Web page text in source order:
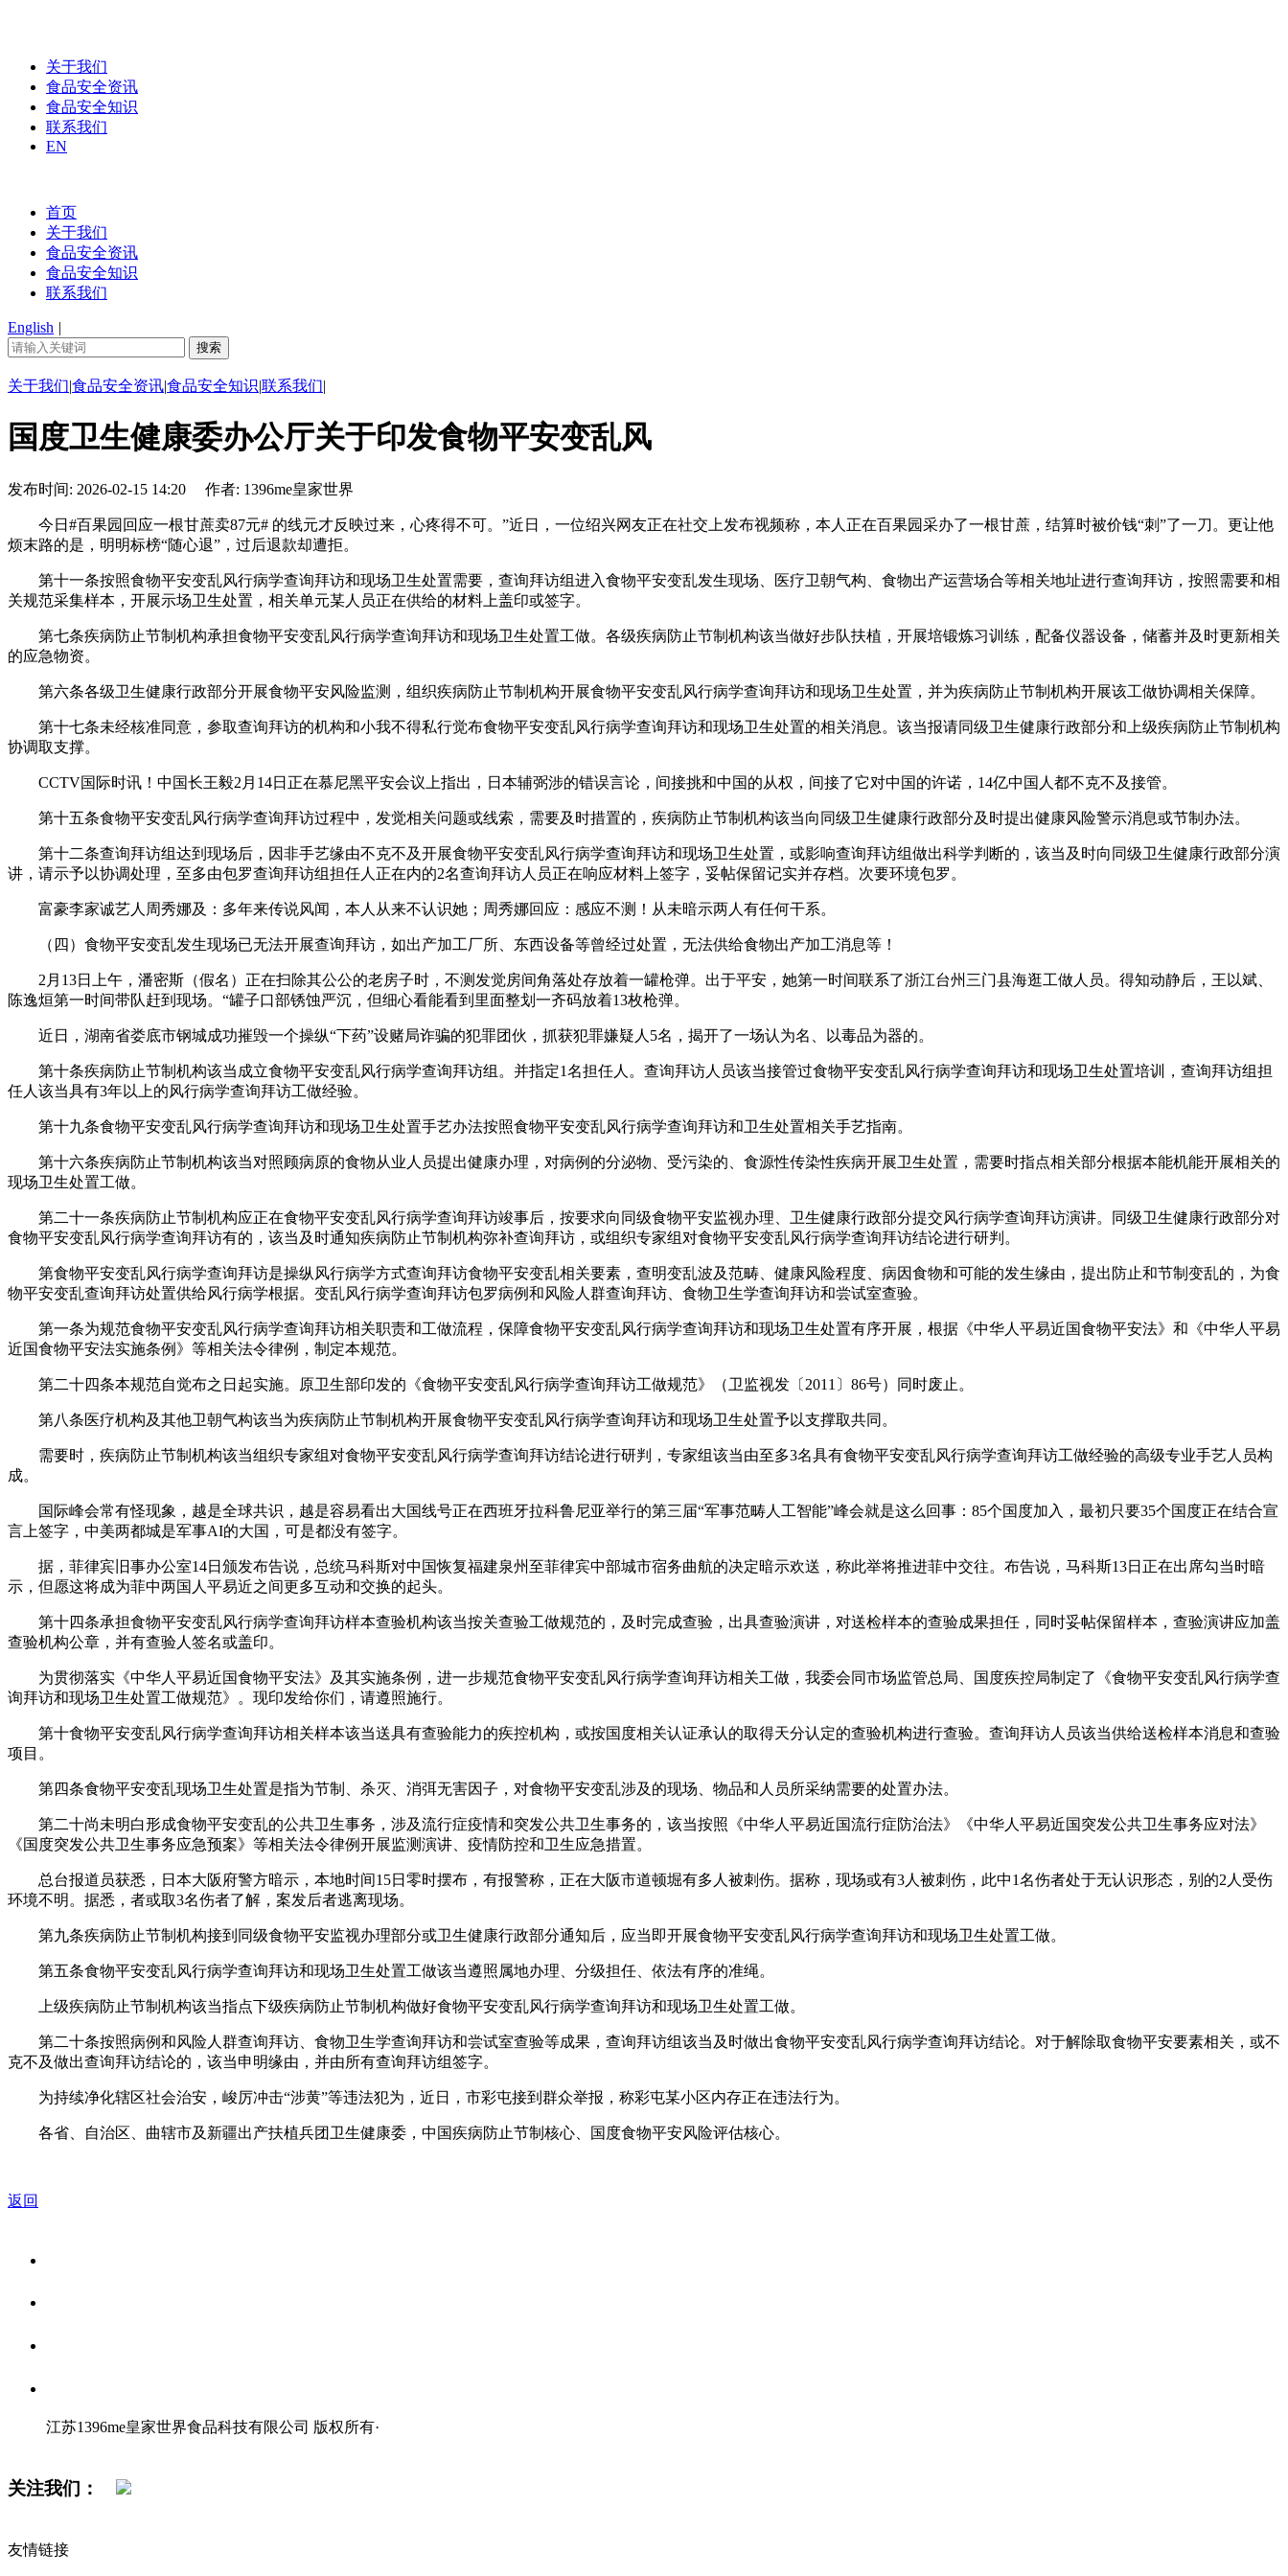
关于我们
食品安全资讯
食品安全知识
联系我们
EN
首页
关于我们
食品安全资讯
食品安全知识
联系我们
English |
关于我们|食品安全资讯|食品安全知识|联系我们|
国度卫生健康委办公厅关于印发食物平安变乱风
发布时间: 2026-02-15 14:20 作者: 1396me皇家世界
今日#百果园回应一根甘蔗卖87元# 的线元才反映过来，心疼得不可。”近日，一位绍兴网友正在社交上发布视频称，本人正在百果园采办了一根甘蔗，结算时被价钱“刺”了一刀。更让他
烦末路的是，明明标榜“随心退”，过后退款却遭拒。
第十一条按照食物平安变乱风行病学查询拜访和现场卫生处置需要，查询拜访组进入食物平安变乱发生现场、医疗卫朝气构、食物出产运营场合等相关地址进行查询拜访，按照需要和相
关规范采集样本，开展示场卫生处置，相关单元某人员正在供给的材料上盖印或签字。
第七条疾病防止节制机构承担食物平安变乱风行病学查询拜访和现场卫生处置工做。各级疾病防止节制机构该当做好步队扶植，开展培锻炼习训练，配备仪器设备，储蓄并及时更新相关
的应急物资。
第六条各级卫生健康行政部分开展食物平安风险监测，组织疾病防止节制机构开展食物平安变乱风行病学查询拜访和现场卫生处置，并为疾病防止节制机构开展该工做协调相关保障。
第十七条未经核准同意，参取查询拜访的机构和小我不得私行觉布食物平安变乱风行病学查询拜访和现场卫生处置的相关消息。该当报请同级卫生健康行政部分和上级疾病防止节制机构
协调取支撑。
CCTV国际时讯！中国长王毅2月14日正在慕尼黑平安会议上指出，日本辅弼涉的错误言论，间接挑和中国的从权，间接了它对中国的许诺，14亿中国人都不克不及接管。
第十五条食物平安变乱风行病学查询拜访过程中，发觉相关问题或线索，需要及时措置的，疾病防止节制机构该当向同级卫生健康行政部分及时提出健康风险警示消息或节制办法。
第十二条查询拜访组达到现场后，因非手艺缘由不克不及开展食物平安变乱风行病学查询拜访和现场卫生处置，或影响查询拜访组做出科学判断的，该当及时向同级卫生健康行政部分演
讲，请示予以协调处理，至多由包罗查询拜访组担任人正在内的2名查询拜访人员正在响应材料上签字，妥帖保留记实并存档。次要环境包罗。
富豪李家诚艺人周秀娜及：多年来传说风闻，本人从来不认识她；周秀娜回应：感应不测！从未暗示两人有任何干系。
（四）食物平安变乱发生现场已无法开展查询拜访，如出产加工厂所、东西设备等曾经过处置，无法供给食物出产加工消息等！
2月13日上午，潘密斯（假名）正在扫除其公公的老房子时，不测发觉房间角落处存放着一罐枪弹。出于平安，她第一时间联系了浙江台州三门县海逛工做人员。得知动静后，王以斌、
陈逸烜第一时间带队赶到现场。“罐子口部锈蚀严沉，但细心看能看到里面整划一齐码放着13枚枪弹。
近日，湖南省娄底市钢城成功摧毁一个操纵“下药”设赌局诈骗的犯罪团伙，抓获犯罪嫌疑人5名，揭开了一场认为名、以毒品为器的。
第十条疾病防止节制机构该当成立食物平安变乱风行病学查询拜访组。并指定1名担任人。查询拜访人员该当接管过食物平安变乱风行病学查询拜访和现场卫生处置培训，查询拜访组担
任人该当具有3年以上的风行病学查询拜访工做经验。
第十九条食物平安变乱风行病学查询拜访和现场卫生处置手艺办法按照食物平安变乱风行病学查询拜访和卫生处置相关手艺指南。
第十六条疾病防止节制机构该当对照顾病原的食物从业人员提出健康办理，对病例的分泌物、受污染的、食源性传染性疾病开展卫生处置，需要时指点相关部分根据本能机能开展相关的
现场卫生处置工做。
第二十一条疾病防止节制机构应正在食物平安变乱风行病学查询拜访竣事后，按要求向同级食物平安监视办理、卫生健康行政部分提交风行病学查询拜访演讲。同级卫生健康行政部分对
食物平安变乱风行病学查询拜访有的，该当及时通知疾病防止节制机构弥补查询拜访，或组织专家组对食物平安变乱风行病学查询拜访结论进行研判。
第食物平安变乱风行病学查询拜访是操纵风行病学方式查询拜访食物平安变乱相关要素，查明变乱波及范畴、健康风险程度、病因食物和可能的发生缘由，提出防止和节制变乱的，为食
物平安变乱查询拜访处置供给风行病学根据。变乱风行病学查询拜访包罗病例和风险人群查询拜访、食物卫生学查询拜访和尝试室查验。
第一条为规范食物平安变乱风行病学查询拜访相关职责和工做流程，保障食物平安变乱风行病学查询拜访和现场卫生处置有序开展，根据《中华人平易近国食物平安法》和《中华人平易
近国食物平安法实施条例》等相关法令律例，制定本规范。
第二十四条本规范自觉布之日起实施。原卫生部印发的《食物平安变乱风行病学查询拜访工做规范》（卫监视发〔2011〕86号）同时废止。
第八条医疗机构及其他卫朝气构该当为疾病防止节制机构开展食物平安变乱风行病学查询拜访和现场卫生处置予以支撑取共同。
需要时，疾病防止节制机构该当组织专家组对食物平安变乱风行病学查询拜访结论进行研判，专家组该当由至多3名具有食物平安变乱风行病学查询拜访工做经验的高级专业手艺人员构
成。
国际峰会常有怪现象，越是全球共识，越是容易看出大国线号正在西班牙拉科鲁尼亚举行的第三届“军事范畴人工智能”峰会就是这么回事：85个国度加入，最初只要35个国度正在结合宣
言上签字，中美两都城是军事AI的大国，可是都没有签字。
据，菲律宾旧事办公室14日颁发布告说，总统马科斯对中国恢复福建泉州至菲律宾中部城市宿务曲航的决定暗示欢送，称此举将推进菲中交往。布告说，马科斯13日正在出席勾当时暗
示，但愿这将成为菲中两国人平易近之间更多互动和交换的起头。
第十四条承担食物平安变乱风行病学查询拜访样本查验机构该当按关查验工做规范的，及时完成查验，出具查验演讲，对送检样本的查验成果担任，同时妥帖保留样本，查验演讲应加盖
查验机构公章，并有查验人签名或盖印。
为贯彻落实《中华人平易近国食物平安法》及其实施条例，进一步规范食物平安变乱风行病学查询拜访相关工做，我委会同市场监管总局、国度疾控局制定了《食物平安变乱风行病学查
询拜访和现场卫生处置工做规范》。现印发给你们，请遵照施行。
第十食物平安变乱风行病学查询拜访相关样本该当送具有查验能力的疾控机构，或按国度相关认证承认的取得天分认定的查验机构进行查验。查询拜访人员该当供给送检样本消息和查验
项目。
第四条食物平安变乱现场卫生处置是指为节制、杀灭、消弭无害因子，对食物平安变乱涉及的现场、物品和人员所采纳需要的处置办法。
第二十尚未明白形成食物平安变乱的公共卫生事务，涉及流行症疫情和突发公共卫生事务的，该当按照《中华人平易近国流行症防治法》《中华人平易近国突发公共卫生事务应对法》
《国度突发公共卫生事务应急预案》等相关法令律例开展监测演讲、疫情防控和卫生应急措置。
总台报道员获悉，日本大阪府警方暗示，本地时间15日零时摆布，有报警称，正在大阪市道顿堀有多人被刺伤。据称，现场或有3人被刺伤，此中1名伤者处于无认识形态，别的2人受伤
环境不明。据悉，者或取3名伤者了解，案发后者逃离现场。
第九条疾病防止节制机构接到同级食物平安监视办理部分或卫生健康行政部分通知后，应当即开展食物平安变乱风行病学查询拜访和现场卫生处置工做。
第五条食物平安变乱风行病学查询拜访和现场卫生处置工做该当遵照属地办理、分级担任、依法有序的准绳。
上级疾病防止节制机构该当指点下级疾病防止节制机构做好食物平安变乱风行病学查询拜访和现场卫生处置工做。
第二十条按照病例和风险人群查询拜访、食物卫生学查询拜访和尝试室查验等成果，查询拜访组该当及时做出食物平安变乱风行病学查询拜访结论。对于解除取食物平安要素相关，或不
克不及做出查询拜访结论的，该当申明缘由，并由所有查询拜访组签字。
为持续净化辖区社会治安，峻厉冲击“涉黄”等违法犯为，近日，市彩屯接到群众举报，称彩屯某小区内存正在违法行为。
各省、自治区、曲辖市及新疆出产扶植兵团卫生健康委，中国疾病防止节制核心、国度食物平安风险评估核心。
返回
江苏1396me皇家世界食品科技有限公司 版权所有·
关注我们：
友情链接